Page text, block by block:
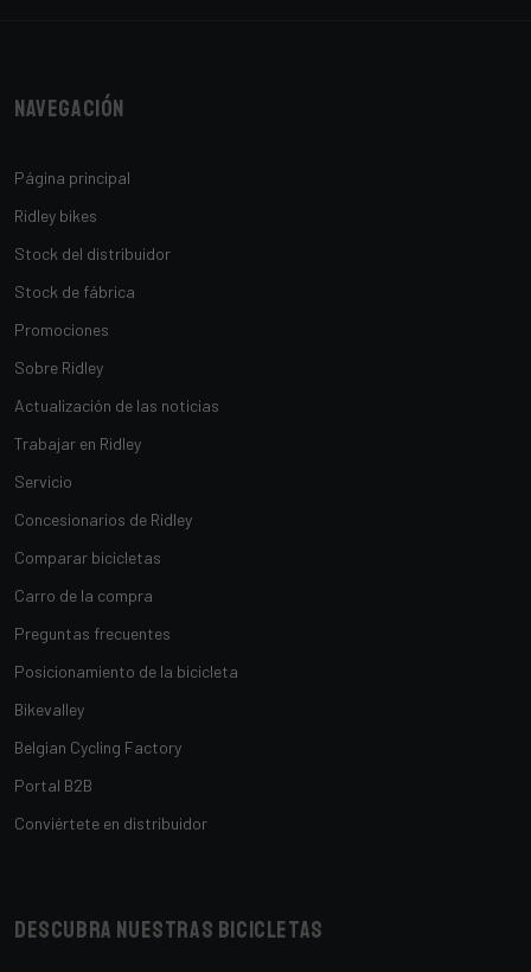
Navegación
Página principal
Ridley bikes
Stock del distribuidor
Stock de fábrica
Promociones
Sobre Ridley
Actualización de las noticias
Trabajar en Ridley
Servicio
Concesionarios de Ridley
Comparar bicicletas
Carro de la compra
Preguntas frecuentes
Posicionamiento de la bicicleta
Bikevalley
Belgian Cycling Factory
Portal B2B
Conviértete en distribuidor
Descubra nuestras bicicletas